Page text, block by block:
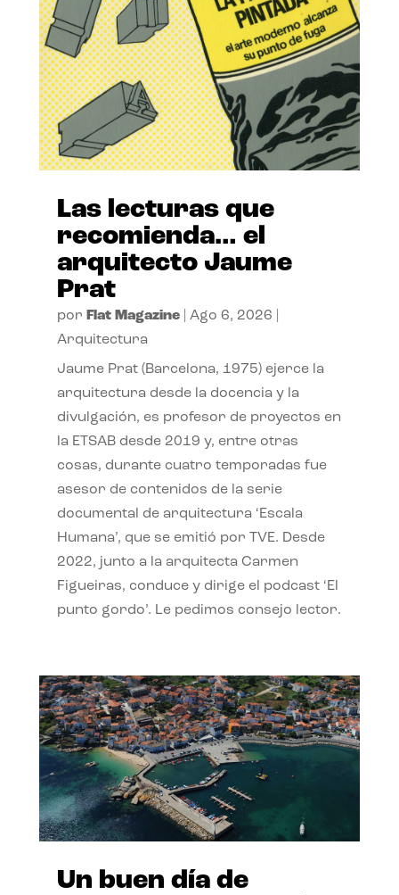
Las lecturas que
recomienda… el
arquitecto Jaume
Prat
por Flat Magazine| Ago 6, 2026
Arquitectura
Jaume Prat (Barcelona, 1975) ejerce la
arquitectura desde la docencia y la
divulgación, es profesor de proyectos en
la ETSAB desde 2019 y, entre otras
cosas, durante cuatro temporadas fue
asesor de contenidos de la serie
documental de arquitectura ‘Escala
Humana’, que se emitió por TVE. Desde
2022, junto a la arquitecta Carmen
Figueiras, conduce y dirige el podcast ‘El
punto gordo’. Le pedimos consejo lector.
Un buen día de